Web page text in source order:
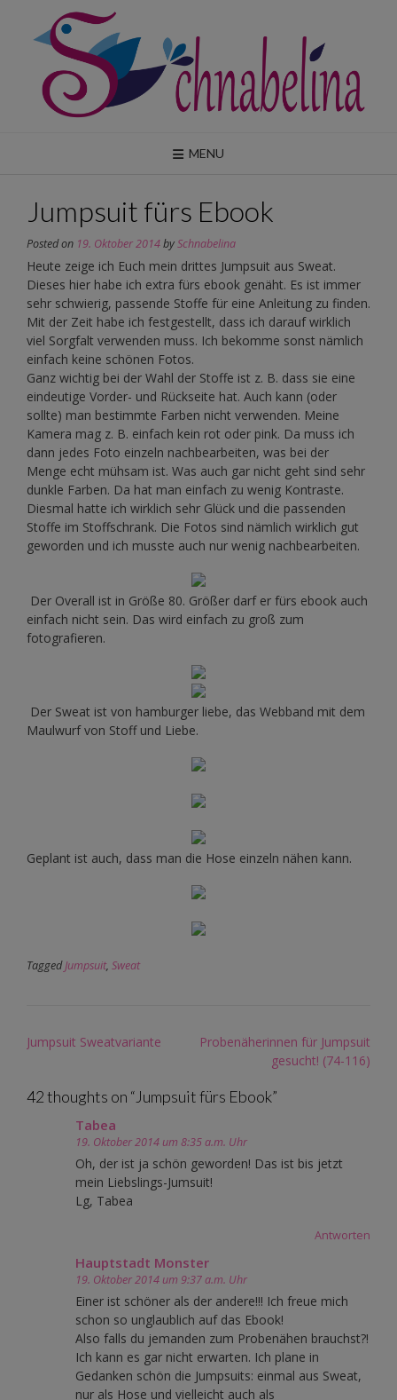
content
MENU
Jumpsuit fürs Ebook
Posted on 19. Oktober 2014bySchnabelina
Heute zeige ich Euch mein drittes Jumpsuit aus Sweat.
Dieses hier habe ich extra fürs ebook genäht. Es ist immer
sehr schwierig, passende Stoffe für eine Anleitung zu finden.
Mit der Zeit habe ich festgestellt, dass ich darauf wirklich
viel Sorgfalt verwenden muss. Ich bekomme sonst nämlich
einfach keine schönen Fotos.
Ganz wichtig bei der Wahl der Stoffe ist z. B. dass sie eine
eindeutige Vorder- und Rückseite hat. Auch kann (oder
sollte) man bestimmte Farben nicht verwenden. Meine
Kamera mag z. B. einfach kein rot oder pink. Da muss ich
dann jedes Foto einzeln nachbearbeiten, was bei der
Menge echt mühsam ist. Was auch gar nicht geht sind sehr
dunkle Farben. Da hat man einfach zu wenig Kontraste.
Diesmal hatte ich wirklich sehr Glück und die passenden
Stoffe im Stoffschrank. Die Fotos sind nämlich wirklich gut
geworden und ich musste auch nur wenig nachbearbeiten.
Der Overall ist in Größe 80. Größer darf er fürs ebook auch
einfach nicht sein. Das wird einfach zu groß zum
fotografieren.
Der Sweat ist von hamburger liebe, das Webband mit dem
Maulwurf von Stoff und Liebe.
Geplant ist auch, dass man die Hose einzeln nähen kann.
TaggedJumpsuit, Sweat
Post
Jumpsuit Sweatvariante
Probenäherinnen für Jumpsuit
gesucht! (74-116)
42 thoughts on “ Jumpsuit fürs Ebook”
Tabea
19. Oktober 2014 um 8:35 a.m. Uhr
Oh, der ist ja schön geworden! Das ist bis jetzt
mein Liebslings-Jumsuit!
Lg, Tabea
Antworten
Hauptstadt Monster
19. Oktober 2014 um 9:37 a.m. Uhr
Einer ist schöner als der andere!!! Ich freue mich
schon so unglaublich auf das Ebook!
Also falls du jemanden zum Probenähen brauchst?!
Ich kann es gar nicht erwarten. Ich plane in
Gedanken schön die Jumpsuits: einmal aus Sweat,
nur als Hose und vielleicht auch als